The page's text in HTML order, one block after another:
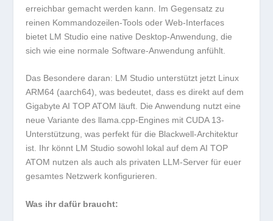
erreichbar gemacht werden kann. Im Gegensatz zu
reinen Kommandozeilen-Tools oder Web-Interfaces
bietet LM Studio eine native Desktop-Anwendung, die
sich wie eine normale Software-Anwendung anfühlt.
Das Besondere daran: LM Studio unterstützt jetzt Linux
ARM64 (aarch64), was bedeutet, dass es direkt auf dem
Gigabyte AI TOP ATOM läuft. Die Anwendung nutzt eine
neue Variante des llama.cpp-Engines mit CUDA 13-
Unterstützung, was perfekt für die Blackwell-Architektur
ist. Ihr könnt LM Studio sowohl lokal auf dem AI TOP
ATOM nutzen als auch als privaten LLM-Server für euer
gesamtes Netzwerk konfigurieren.
Was ihr dafür braucht: